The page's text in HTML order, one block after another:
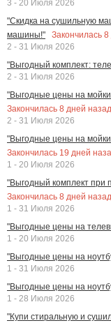
3 - 20 Июля 2026
"Скидка на сушильную
машины!"
Закончилась 8
2 - 31 Июля 2026
"Выгодный комплект:
2 - 31 Июля 2026
"Выгодные цены на
Закончилась 8 дней назад
2 - 31 Июля 2026
"Выгодные цены на
Закончилась 19 дней
1 - 20 Июля 2026
"Выгодный комплект при
Закончилась 8 дней назад
1 - 31 Июля 2026
"Выгодные цены на
1 - 20 Июля 2026
"Выгодные цены на
1 - 31 Июля 2026
"Выгодные цены на
1 - 28 Июля 2026
"Купи стиральную и